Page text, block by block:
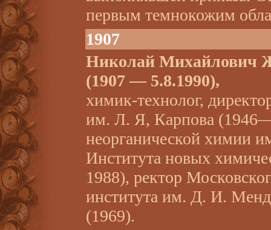
первым темнокожим
1907
Николай
(1907 — 5.8.1990),
химик-технолог,
им. Л. Я, Карпова
неорганической химии
Института новых
1988), ректор
института им. Д. И.
(1969).